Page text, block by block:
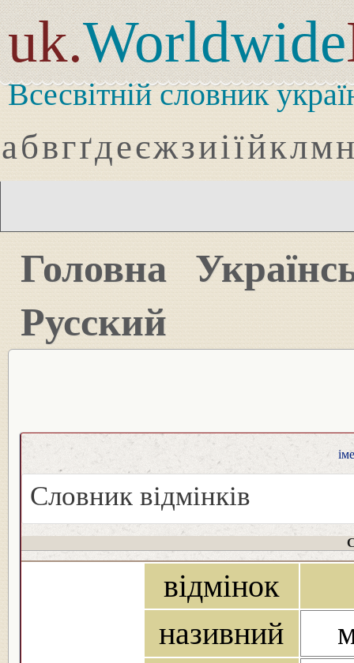
uk.Worldwide
Всесвітній словник
абвгґдеєжзиіїйклмн
Головна
Русский
Словник відмінків
відмінок
називний